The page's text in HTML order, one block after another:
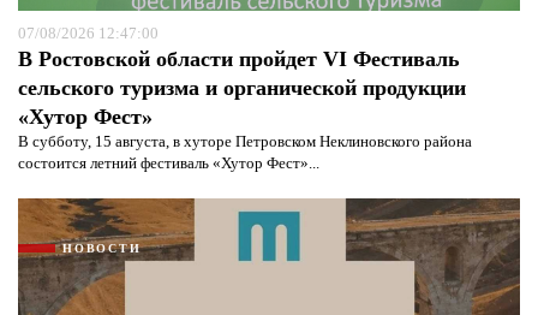
07/08/2026 12:47:00
В Ростовской области пройдет VI Фестиваль
сельского туризма и органической продукции
«Хутор Фест»
В субботу, 15 августа, в хуторе Петровском Неклиновского района
состоится летний фестиваль «Хутор Фест»...
НОВОСТИ